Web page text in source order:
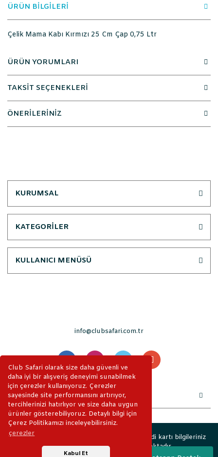
Club Safari olarak size daha güvenli ve
daha iyi bir alışveriş deneyimi sunabilmek
için çerezler kullanıyoruz. Çerezler
sayesinde site performansını artırıyor,
tercihlerinizi hatırlıyor ve size daha uygun
ürünler gösterebiliyoruz. Detaylı bilgi için
Çerez Politikamızı inceleyebilirsiniz.
çerezler
Kabul Et
ÜRÜN BİLGİLERİ
Çelik Mama Kabı Kırmızı 25 Cm Çap 0,75 Ltr
ÜRÜN YORUMLARI
TAKSİT SEÇENEKLERİ
ÖNERİLERİNİZ
KURUMSAL
KATEGORİLER
KULLANICI MENÜSÜ
info@clubsafari.com.tr
2019 © ClubSafari. Tüm Hakları Saklıdır. Kredi kartı bilgileriniz
256bit SSL sertifikası ile korunmaktadır.